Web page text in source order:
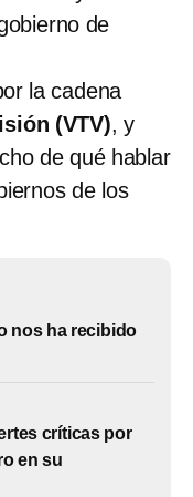
de
la cadena
(VTV), y
de qué hablar
de los
nos ha recibido
críticas por
en su